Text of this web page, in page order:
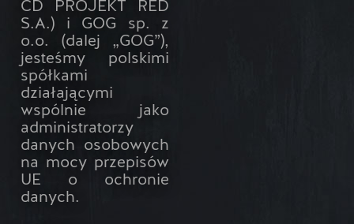
CD PROJEKT RED
S.A.) i GOG sp. z
o.o. (dalej „GOG”),
jesteśmy polskimi
spółkami
działającymi
wspólnie jako
administratorzy
danych osobowych
na mocy przepisów
UE o ochronie
danych.